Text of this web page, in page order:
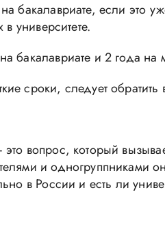
бакалавриате, если это
университете.
и 2 года на
сроки, следует
вопрос, который
и одногруппниками
в России и есть ли